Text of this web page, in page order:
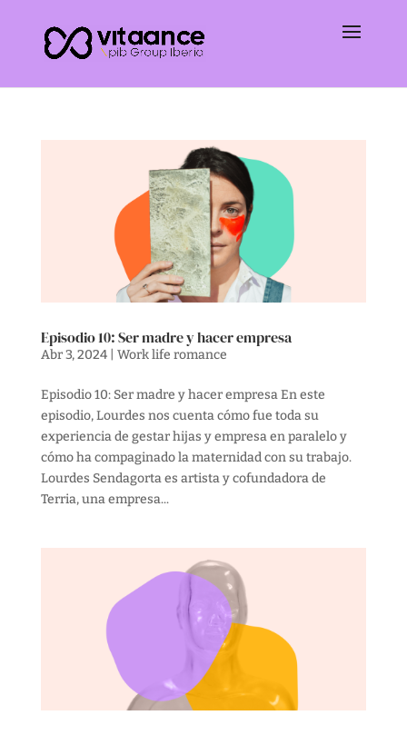
Episodio 10: Ser madre y hacer empresa
Abr 3, 2024| Work life romance
Episodio 10: Ser madre y hacer empresa En este
episodio, Lourdes nos cuenta cómo fue toda su
experiencia de gestar hijas y empresa en paralelo y
cómo ha compaginado la maternidad con su trabajo.
Lourdes Sendagorta es artista y cofundadora de
Terria, una empresa...